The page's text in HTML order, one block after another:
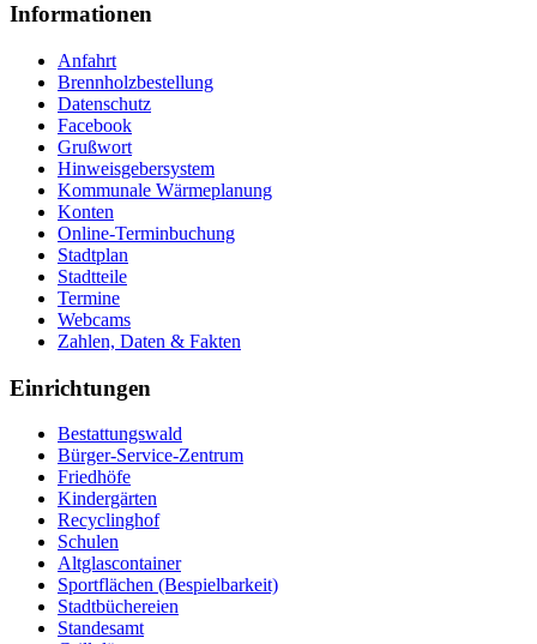
Informationen
Anfahrt
Brennholzbestellung
Datenschutz
Facebook
Grußwort
Hinweisgebersystem
Kommunale Wärmeplanung
Konten
Online-Terminbuchung
Stadtplan
Stadtteile
Termine
Webcams
Zahlen, Daten & Fakten
Einrichtungen
Bestattungswald
Bürger-Service-Zentrum
Friedhöfe
Kindergärten
Recyclinghof
Schulen
Altglascontainer
Sportflächen (Bespielbarkeit)
Stadtbüchereien
Standesamt